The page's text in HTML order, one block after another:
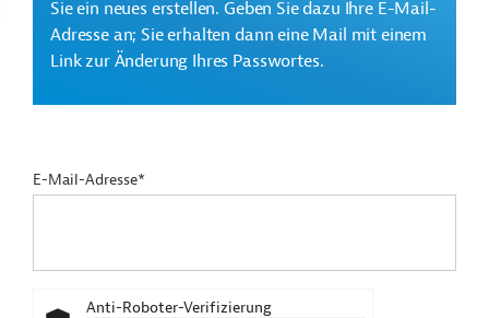
Sie ein neues erstellen. Geben Sie dazu Ihre E-Mail-
Adresse an; Sie erhalten dann eine Mail mit einem
Link zur Änderung Ihres Passwortes.
E-Mail-Adresse*
Anti-Roboter-Verifizierung